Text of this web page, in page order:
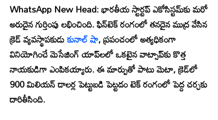
WhatsApp New Head:భారతీయ స్టార్టప్ ఎకోసిస్టమ్‌కు మరో
అరుదైన గుర్తింపు లభించింది. ఫిన్‌టెక్ రంగంలో తనదైన ముద్ర వేసిన
క్రెడ్ వ్యవస్థాపకుడుకునాల్ షా, ప్రపంచంలో అత్యధికంగా
వినియోగించే మెసేజింగ్ యాప్‌లలో ఒకటైన వాట్సాప్‌కు కొత్త
నాయకుడిగా ఎంపికయ్యారు. ఈ మార్పుతో పాటు మెటా, క్రెడ్‌లో
900 మిలియన్ డాలర్ల పెట్టుబడి పెట్టడం టెక్ రంగంలో పెద్ద చర్చకు
దారితీసింది.